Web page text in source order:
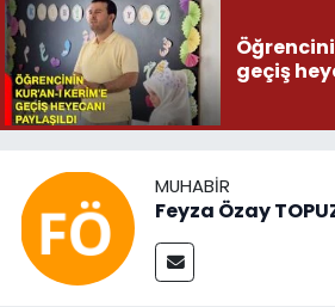
geçiş
MUHABIR
Feyza Özay